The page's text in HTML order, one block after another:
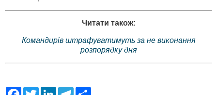
Читати також:
Командирів штрафуватимуть за не виконання
розпорядку дня
F
T
L
T